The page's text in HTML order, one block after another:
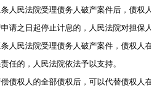
民法院受理债务人破产案件后，债权
请之日起停止计息的，人民法院对担保
民法院受理债务人破产案件，债权人
任的，人民法院依法予以支持。
权人的全部债权后，可以代替债权人